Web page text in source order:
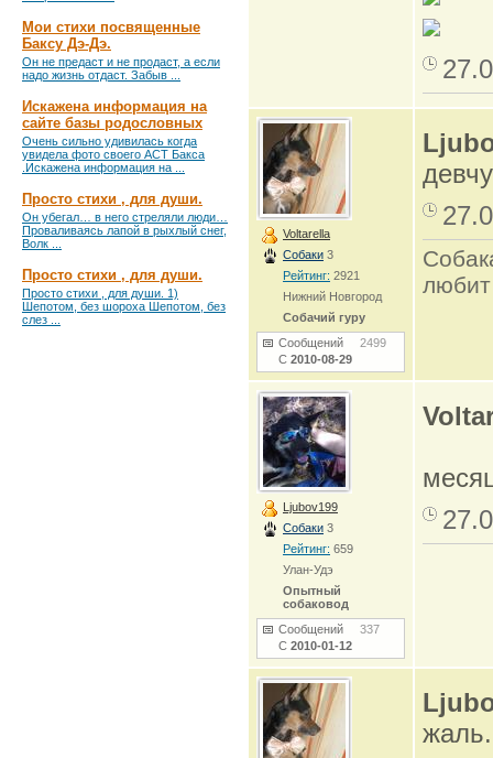
Мои стихи посвященные
Баксу Дэ-Дэ.
Он не предаст и не продаст, а если
надо жизнь отдаст. Забыв ...
Искажена информация на
сайте базы родословных
Очень сильно удивилась когда
увидела фото своего АСТ Бакса
.Искажена информация на ...
Просто стихи , для души.
Он убегал… в него стреляли люди…
Проваливаясь лапой в рыхлый снег,
Волк ...
Просто стихи , для души.
Просто стихи , для души. 1)
Шепотом, без шороха Шепотом, без
слез ...
Voltarella
Собаки 3
Рейтинг: 2921
Нижний Новгород
Собачий гуру
Сообщений 2499
С 2010-08-29
Ljubov199
Собаки 3
Рейтинг: 659
Улан-Удэ
Опытный
собаковод
Сообщений 337
С 2010-01-12